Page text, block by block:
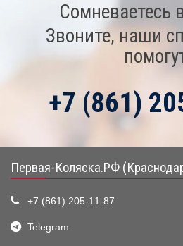
Сомневаетесь
Звоните, наши
+7 (861)
Первая-Коляска.РФ
+7 (861) 205-11-87
Telegram